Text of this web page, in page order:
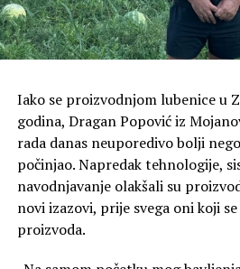
Lokacija na kojoj se gradi
tačka teritorije opštine, te recimo
u priobalju jezera mora se proći
Vatrogascima će recimo, biti
Golubovci. Asanović ne smatra
problem u radu vatrogasaca.
“Ne smatramo da će lokacija
efikasno djelovanje Službe zaštite
planiranja vodilo se računa o
mogućnosti brzog izlaska vozila
Iako se proizvodnjom lubenice u
godina, Dragan Popović iz
rada danas neuporedivo bolji
počinjao. Napredak tehnologije,
navodnjavanje olakšali su
novi izazovi, prije svega oni koji
proizvoda.